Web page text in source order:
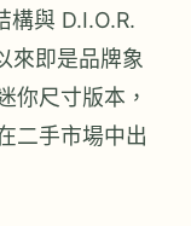
與 D.I.O.R.
來即是品牌象
你尺寸版本，
二手市場中出